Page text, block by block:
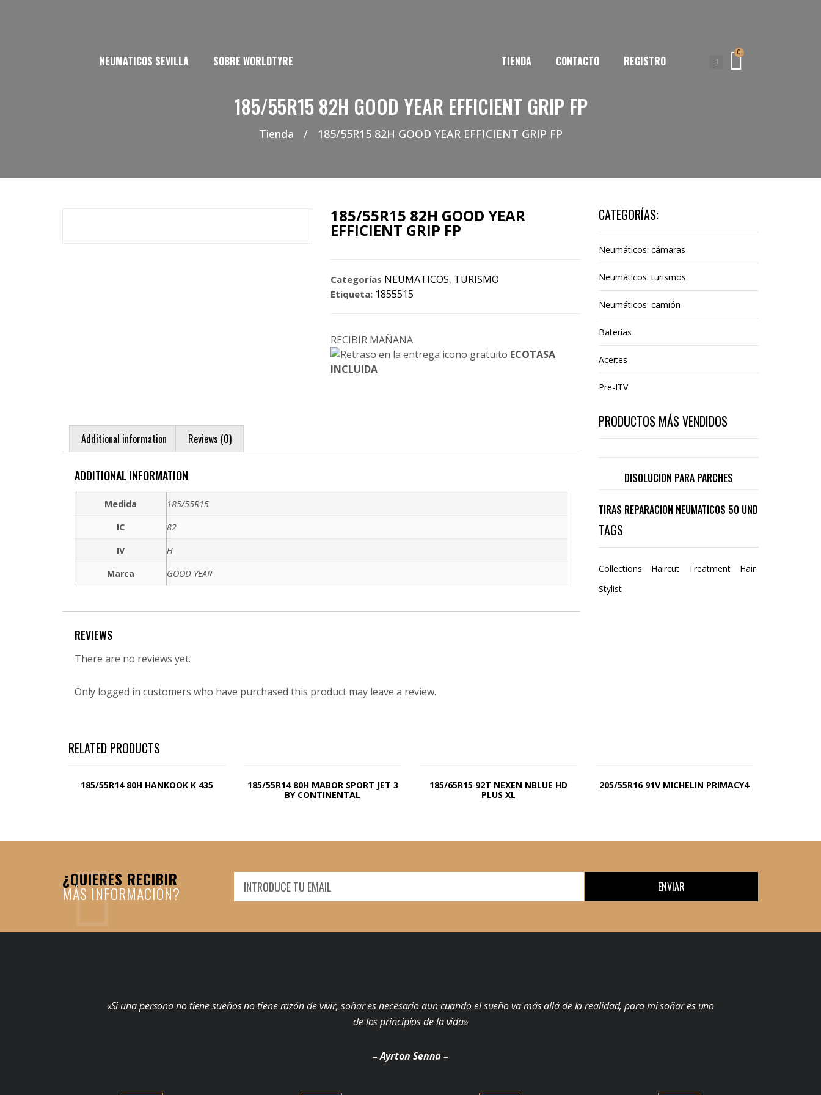
NEUMATICOS SEVILLA SOBRE WORLDTYRE TIENDA CONTACTO REGISTRO
0
185/55R15 82H GOOD YEAR EFFICIENT GRIP FP
Tienda / 185/55R15 82H GOOD YEAR EFFICIENT GRIP FP
185/55R15 82H GOOD YEAR
EFFICIENT GRIP FP
Categorías NEUMATICOS, TURISMO
Etiqueta: 1855515
RECIBIR MAÑANA
ECOTASA
INCLUIDA
Additional information Reviews (0)
ADDITIONAL INFORMATION
Medida
185/55R15
IC
82
IV
H
Marca
GOOD YEAR
REVIEWS
There are no reviews yet.
Only logged in customers who have purchased this product may leave a review.
CATEGORÍAS:
Neumáticos: cámaras
Neumáticos: turismos
Neumáticos: camión
Baterías
Aceites
Pre-ITV
PRODUCTOS MÁS VENDIDOS
DISOLUCION PARA PARCHES
TIRAS REPARACION NEUMATICOS 50 UND
TAGS
Collections Haircut Treatment
Hair
Stylist
RELATED PRODUCTS
185/55R14 80H HANKOOK K 435
185/55R14 80H MABOR SPORT JET 3
BY CONTINENTAL
185/65R15 92T NEXEN NBLUE HD
PLUS XL
205/55R16 91V MICHELIN PRIMACY4
¿QUIERES RECIBIR
MÁS INFORMACIÓN? ENVIAR
«Si una persona no tiene sueños no tiene razón de vivir, soñar es necesario aun cuando el sueño va más allá de la realidad, para mi soñar es uno
de los principios de la vida»
– Ayrton Senna –